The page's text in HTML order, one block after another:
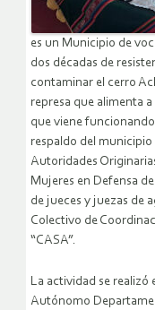
es un Municipio de
dos décadas de
contaminar el cerro
represa que alimenta
que viene
respaldo del
Autoridades
Mujeres en Defensa
de jueces y juezas de
Colectivo de
“CASA”.
La actividad se realizó
Autónomo